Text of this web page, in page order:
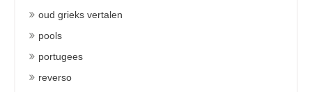
oud grieks vertalen
pools
portugees
reverso